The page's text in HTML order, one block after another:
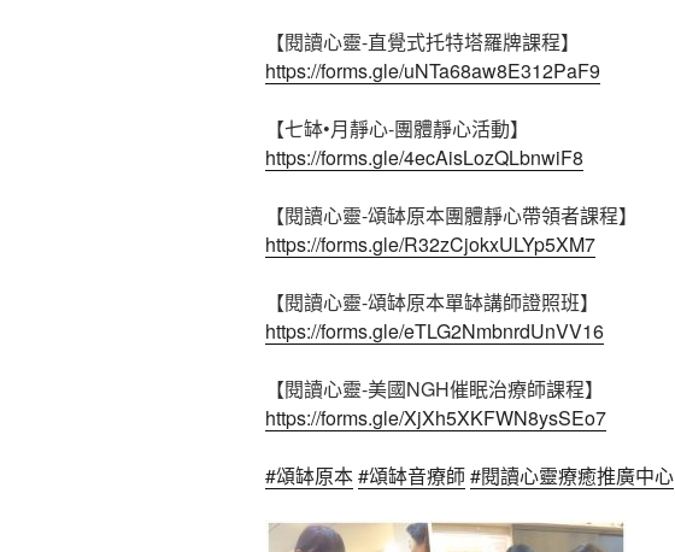
【閱讀心靈-直覺式托特塔羅牌課程】
https://forms.gle/uNTa68aw8E312PaF9
【七缽•月靜心-團體靜心活動】
https://forms.gle/4ecAisLozQLbnwiF8
【閱讀心靈-頌缽原本團體靜心帶領者課程】
https://forms.gle/R32zCjokxULYp5XM7
【閱讀心靈-頌缽原本單缽講師證照班】
https://forms.gle/eTLG2NmbnrdUnVV16
【閱讀心靈-美國NGH催眠治療師課程】
https://forms.gle/XjXh5XKFWN8ysSEo7
#頌缽原本#頌缽音療師#閱讀心靈療癒推廣中心